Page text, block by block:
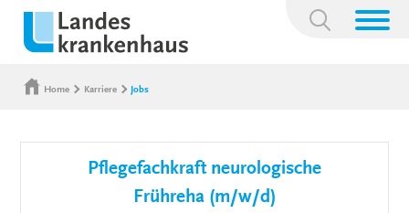
Suchbegriff:
Home Karriere Jobs
Pflegefachkraft neurologische
Frühreha (m/w/d)